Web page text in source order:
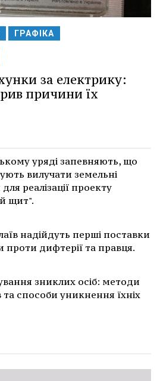
ГРАФІКА
за електрику:
причини їх
уряді запевняють, що
вилучати земельні
реалізації проекту
щит".
надійдуть перші поставки
проти дифтерії та правця.
зниклих осіб: методи
та способи уникнення їхніх